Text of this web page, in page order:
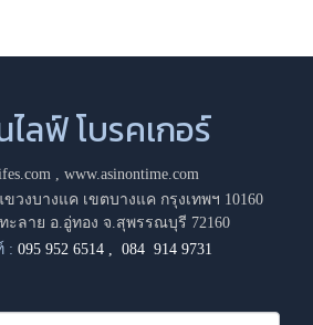
ลฟ์ โบรคเกอร์
, www.asinontime.com
วงบางแค เขตบางแค กรุงเทพฯ 10160
ะลาย อ.อู่ทอง จ.สุพรรณบุรี 72160
: 095 952 6514 ,084 914 9731